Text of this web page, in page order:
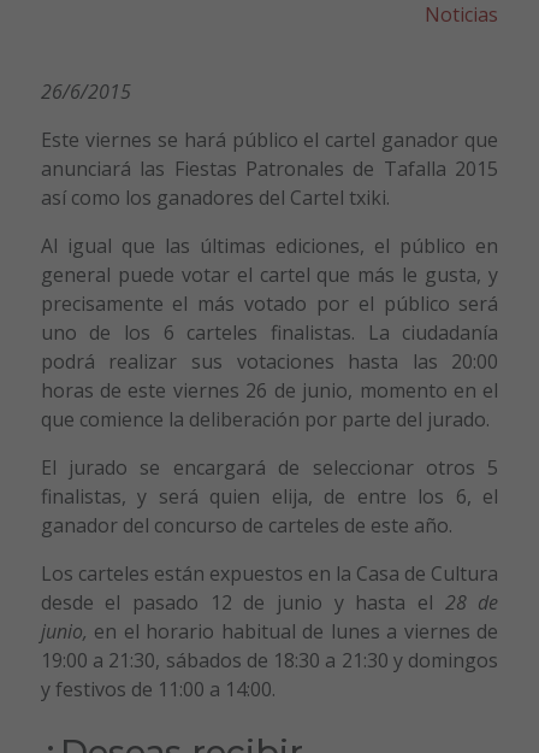
Noticias
26/6/2015
Este viernes se hará público el cartel ganador que
anunciará las Fiestas Patronales de Tafalla 2015
así como los ganadores del Cartel txiki.
Al igual que las últimas ediciones, el público en
general puede votar el cartel que más le gusta, y
precisamente el más votado por el público será
uno de los 6 carteles finalistas. La ciudadanía
podrá realizar sus votaciones hasta las 20:00
horas de este viernes 26 de junio, momento en el
que comience la deliberación por parte del jurado.
El jurado se encargará de seleccionar otros 5
finalistas, y será quien elija, de entre los 6, el
ganador del concurso de carteles de este año.
Los carteles están expuestos en la Casa de Cultura
desde el pasado 12 de junio y hasta el 28 de
junio, en el horario habitual de lunes a viernes de
19:00 a 21:30, sábados de 18:30 a 21:30 y domingos
y festivos de 11:00 a 14:00.